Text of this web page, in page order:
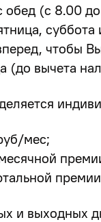
(с 8.00
суббота
чтобы
(до вычета
мес;
и выходных